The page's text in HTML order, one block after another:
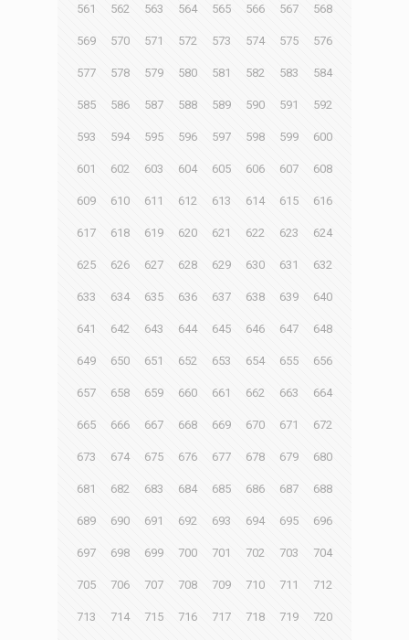
561 562 563 564 565 566 567 568
569 570 571 572 573 574 575 576
577 578 579 580 581 582 583 584
585 586 587 588 589 590 591 592
593 594 595 596 597 598 599 600
601 602 603 604 605 606 607 608
609 610 611 612 613 614 615 616
617 618 619 620 621 622 623 624
625 626 627 628 629 630 631 632
633 634 635 636 637 638 639 640
641 642 643 644 645 646 647 648
649 650 651 652 653 654 655 656
657 658 659 660 661 662 663 664
665 666 667 668 669 670 671 672
673 674 675 676 677 678 679 680
681 682 683 684 685 686 687 688
689 690 691 692 693 694 695 696
697 698 699 700 701 702 703 704
705 706 707 708 709 710 711 712
713 714 715 716 717 718 719 720